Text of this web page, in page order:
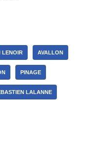
LENOIR AVALLON
PINAGE
LALANNE